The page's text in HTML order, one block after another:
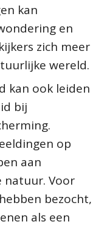
kan
en
zich meer
wereld.
kan ook leiden
bij
op
aan
natuur. Voor
bezocht,
als een